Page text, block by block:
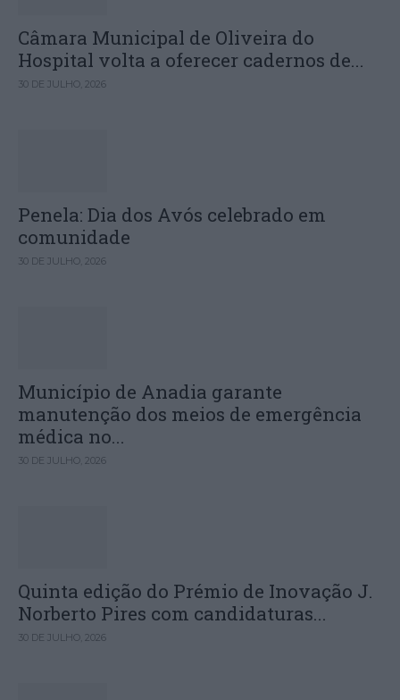
Câmara Municipal de Oliveira do
Hospital volta a oferecer cadernos de...
30 DE JULHO, 2026
Penela: Dia dos Avós celebrado em
comunidade
30 DE JULHO, 2026
Município de Anadia garante
manutenção dos meios de emergência
médica no...
30 DE JULHO, 2026
Quinta edição do Prémio de Inovação J.
Norberto Pires com candidaturas...
30 DE JULHO, 2026